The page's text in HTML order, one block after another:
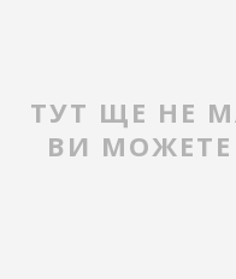
ТУТ ЩЕ НЕ
ВИ